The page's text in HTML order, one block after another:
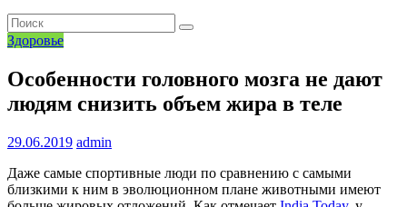
Здоровье
Особенности головного мозга не дают
людям снизить объем жира в теле
29.06.2019 admin
Даже самые спортивные люди по сравнению с самыми
близкими к ним в эволюционном плане животными имеют